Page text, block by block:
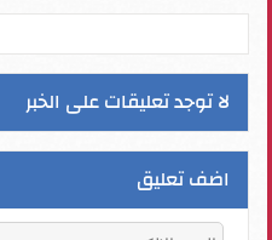
لا توجد تعليقات على الخبر
اضف تعليق